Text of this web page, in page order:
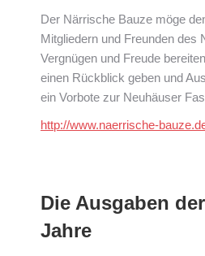
Der Närrische Bauze möge
Mitgliedern und Freunden des
Vergnügen und Freude
einen Rückblick geben und
ein Vorbote zur Neuhäuser
http://www.naerrische-
Die Ausgaben
Jahre